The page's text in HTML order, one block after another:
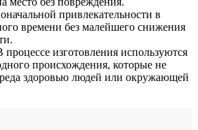
привлекательности в
времени без малейшего снижения
изготовления используются
происхождения, которые не
здоровью людей или окружающей